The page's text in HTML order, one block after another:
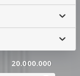
20.000.000